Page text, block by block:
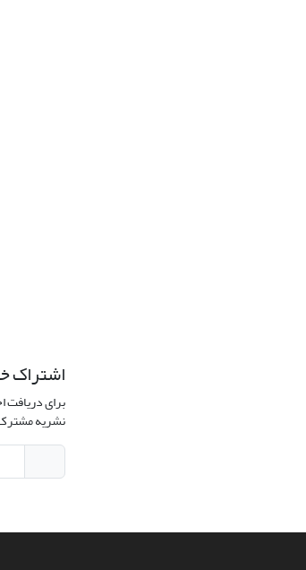
اشتراک
برای دریافت
نشریه